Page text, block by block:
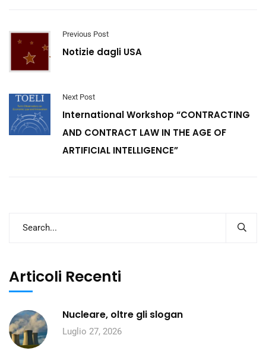
Previous Post
Notizie dagli USA
Next Post
International Workshop “CONTRACTING
AND CONTRACT LAW IN THE AGE OF
ARTIFICIAL INTELLIGENCE”
Articoli Recenti
Nucleare, oltre gli slogan
Luglio 27, 2026